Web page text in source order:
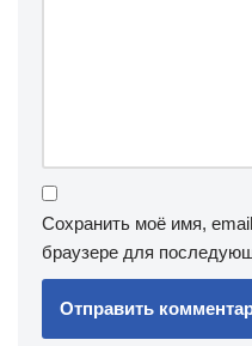
Сохранить моё имя,
браузере для